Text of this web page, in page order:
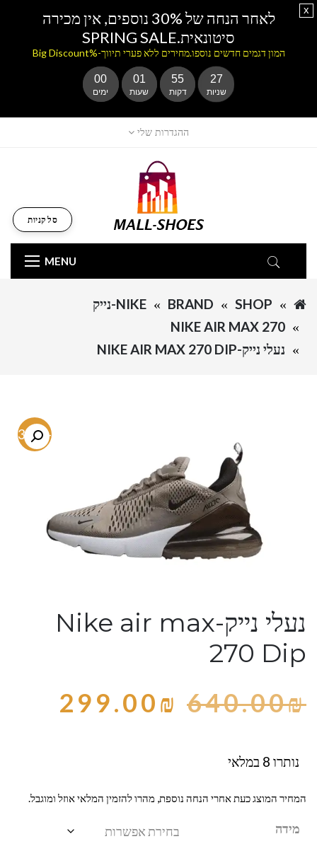
ההגדרות שלי
MENU
סל קניות
SHOP
BRAND
NIKE-נייק
NIKE AIR MAX 270
נעלי נייק-NIKE AIR MAX 270 DIP
-53.3%
נעלי נייק-Nike air max
270 Dip
640.00₪
299.00₪
נותרו 8 במלאי
המחיר המוצג כעת אחרי הנחה נוספת, מהרו להזמין המלאי אוזל ומוגבל.
מידה
לאחר הנחה של 30% נוספים, אין מכירה
סיטונאית.SPRING SALE
המון דגמים חדשים נוספו.מחירים ללא פערי תיווך-%Big Discount
00
ימים
01
שעות
55
דקות
27
שניות
x